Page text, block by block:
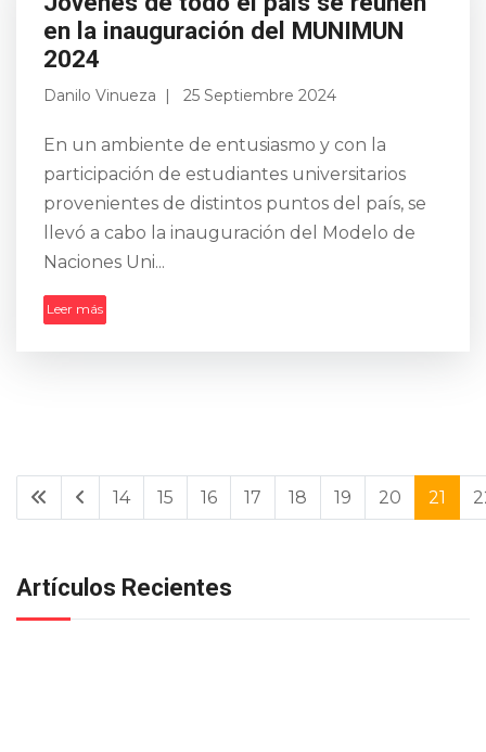
en la inauguración del MUNIMUN
2024
Danilo Vinueza 25 Septiembre 2024
En un ambiente de entusiasmo y con la
participación de estudiantes universitarios
provenientes de distintos puntos del país, se
llevó a cabo la inauguración del Modelo de
Naciones Uni...
Leer más
14 15 16 17 18 19 20 21
Artículos Recientes